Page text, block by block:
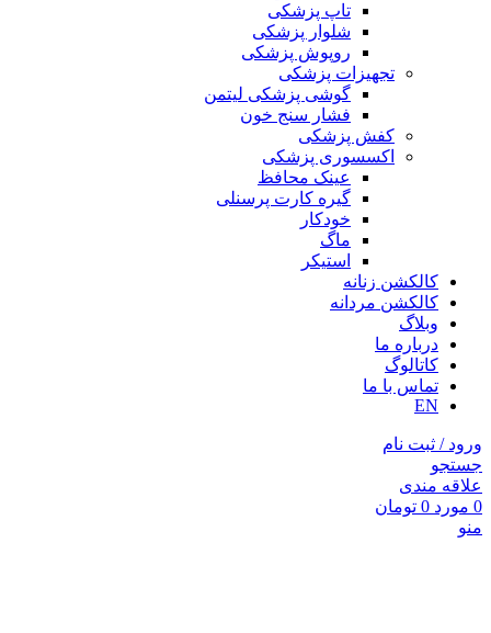
تاپ پزشکی
شلوار پزشکی
روپوش پزشکی
تجهیزات پزشکی
گوشی پزشکی لیتمن
فشار سنج خون
کفش پزشکی
اکسسوری پزشکی
عینک محافظ
گیره کارت پرسنلی
خودکار
ماگ
استیکر
کالکشن زنانه
کالکشن مردانه
وبلاگ
درباره ما
کاتالوگ
تماس با ما
EN
ورود / ثبت نام
جستجو
علاقه مندی
0 مورد 0 تومان
منو